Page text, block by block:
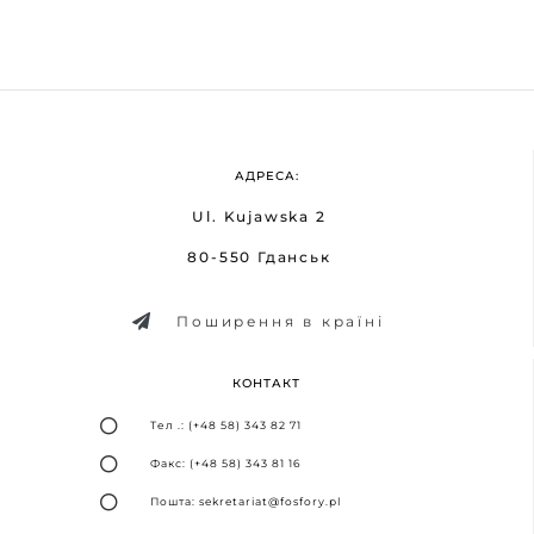
АДРЕСА:
Ul. Kujawska 2
80-550 Гданськ
Поширення в країні
КОНТАКТ
Тел .: (+48 58) 343 82 71
Факс: (+48 58) 343 81 16
Пошта: sekretariat@fosfory.pl